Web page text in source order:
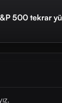
500 tekrar